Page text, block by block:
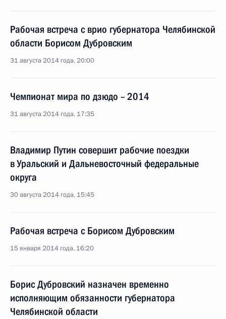
Рабочая встреча с врио губернатора Челябинской
области Борисом Дубровским
31 августа 2014 года, 20:00
Чемпионат мира по дзюдо – 2014
31 августа 2014 года, 17:35
Владимир Путин совершит рабочие поездки
в Уральский и Дальневосточный федеральные
округа
30 августа 2014 года, 15:45
Рабочая встреча с Борисом Дубровским
15 января 2014 года, 16:20
Борис Дубровский назначен временно
исполняющим обязанности губернатора
Челябинской области